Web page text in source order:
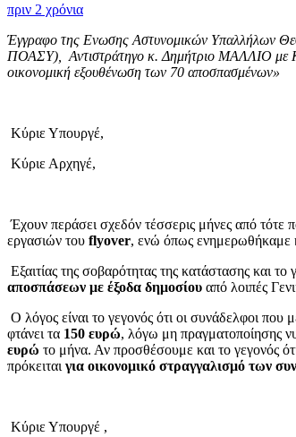
πριν 2 χρόνια
Έγγραφο της Ενωσης Αστυνομικών Υπαλλήλων
ΠΟΑΣΥ), Αντιστράτηγο κ. Δημήτριο ΜΑΛΛΙΟ με
οικονομική εξουθένωση των 70 αποσπασμένων»
Κύριε Υπουργέ,
Κύριε Αρχηγέ,
Έχουν περάσει σχεδόν τέσσερις μήνες από τότε
εργασιών του flyover, ενώ όπως ενημερωθήκαμε
Εξαιτίας της σοβαρότητας της κατάστασης και το
αποσπάσεων με έξοδα δημοσίου από λοιπές
Ο λόγος είναι το γεγονός ότι οι συνάδελφοι που
φτάνει τα 150 ευρώ, λόγω μη πραγματοποίησης
ευρώ το μήνα. Αν προσθέσουμε και το γεγονός
πρόκειται για οικονομικό στραγγαλισμό των
Κύριε Υπουργέ ,